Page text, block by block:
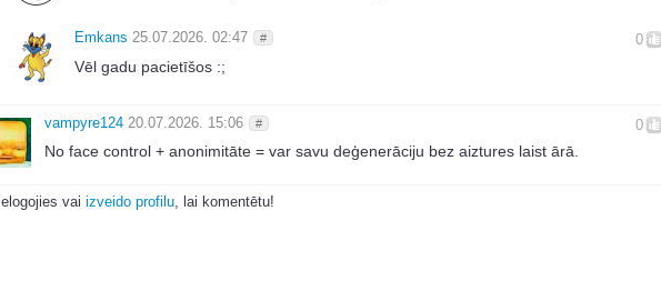
0
Emkans 25.07.2026. 02:47 #
Vēl gadu pacietīšos :;
0
vampyre124 20.07.2026. 15:06 #
No face control + anonimitāte = var savu deģenerāciju bez aiztures laist ārā.
Ielogojies vai izveido profilu, lai komentētu!